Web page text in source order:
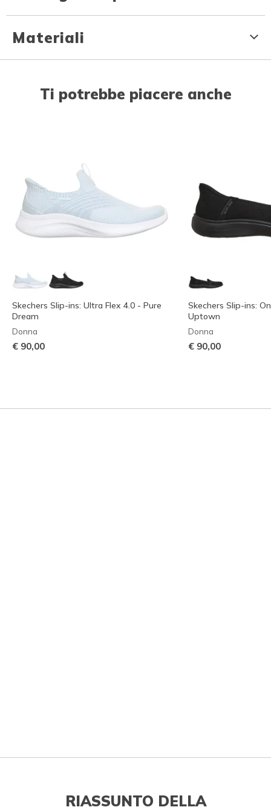
Materiali
Ti potrebbe piacere anche
Skechers Slip-ins: Ultra Flex 4.0 - Pure
Dream
Donna
€ 90,00
Skechers Slip-ins:
Uptown
Donna
€ 90,00
RIASSUNTO DELLA